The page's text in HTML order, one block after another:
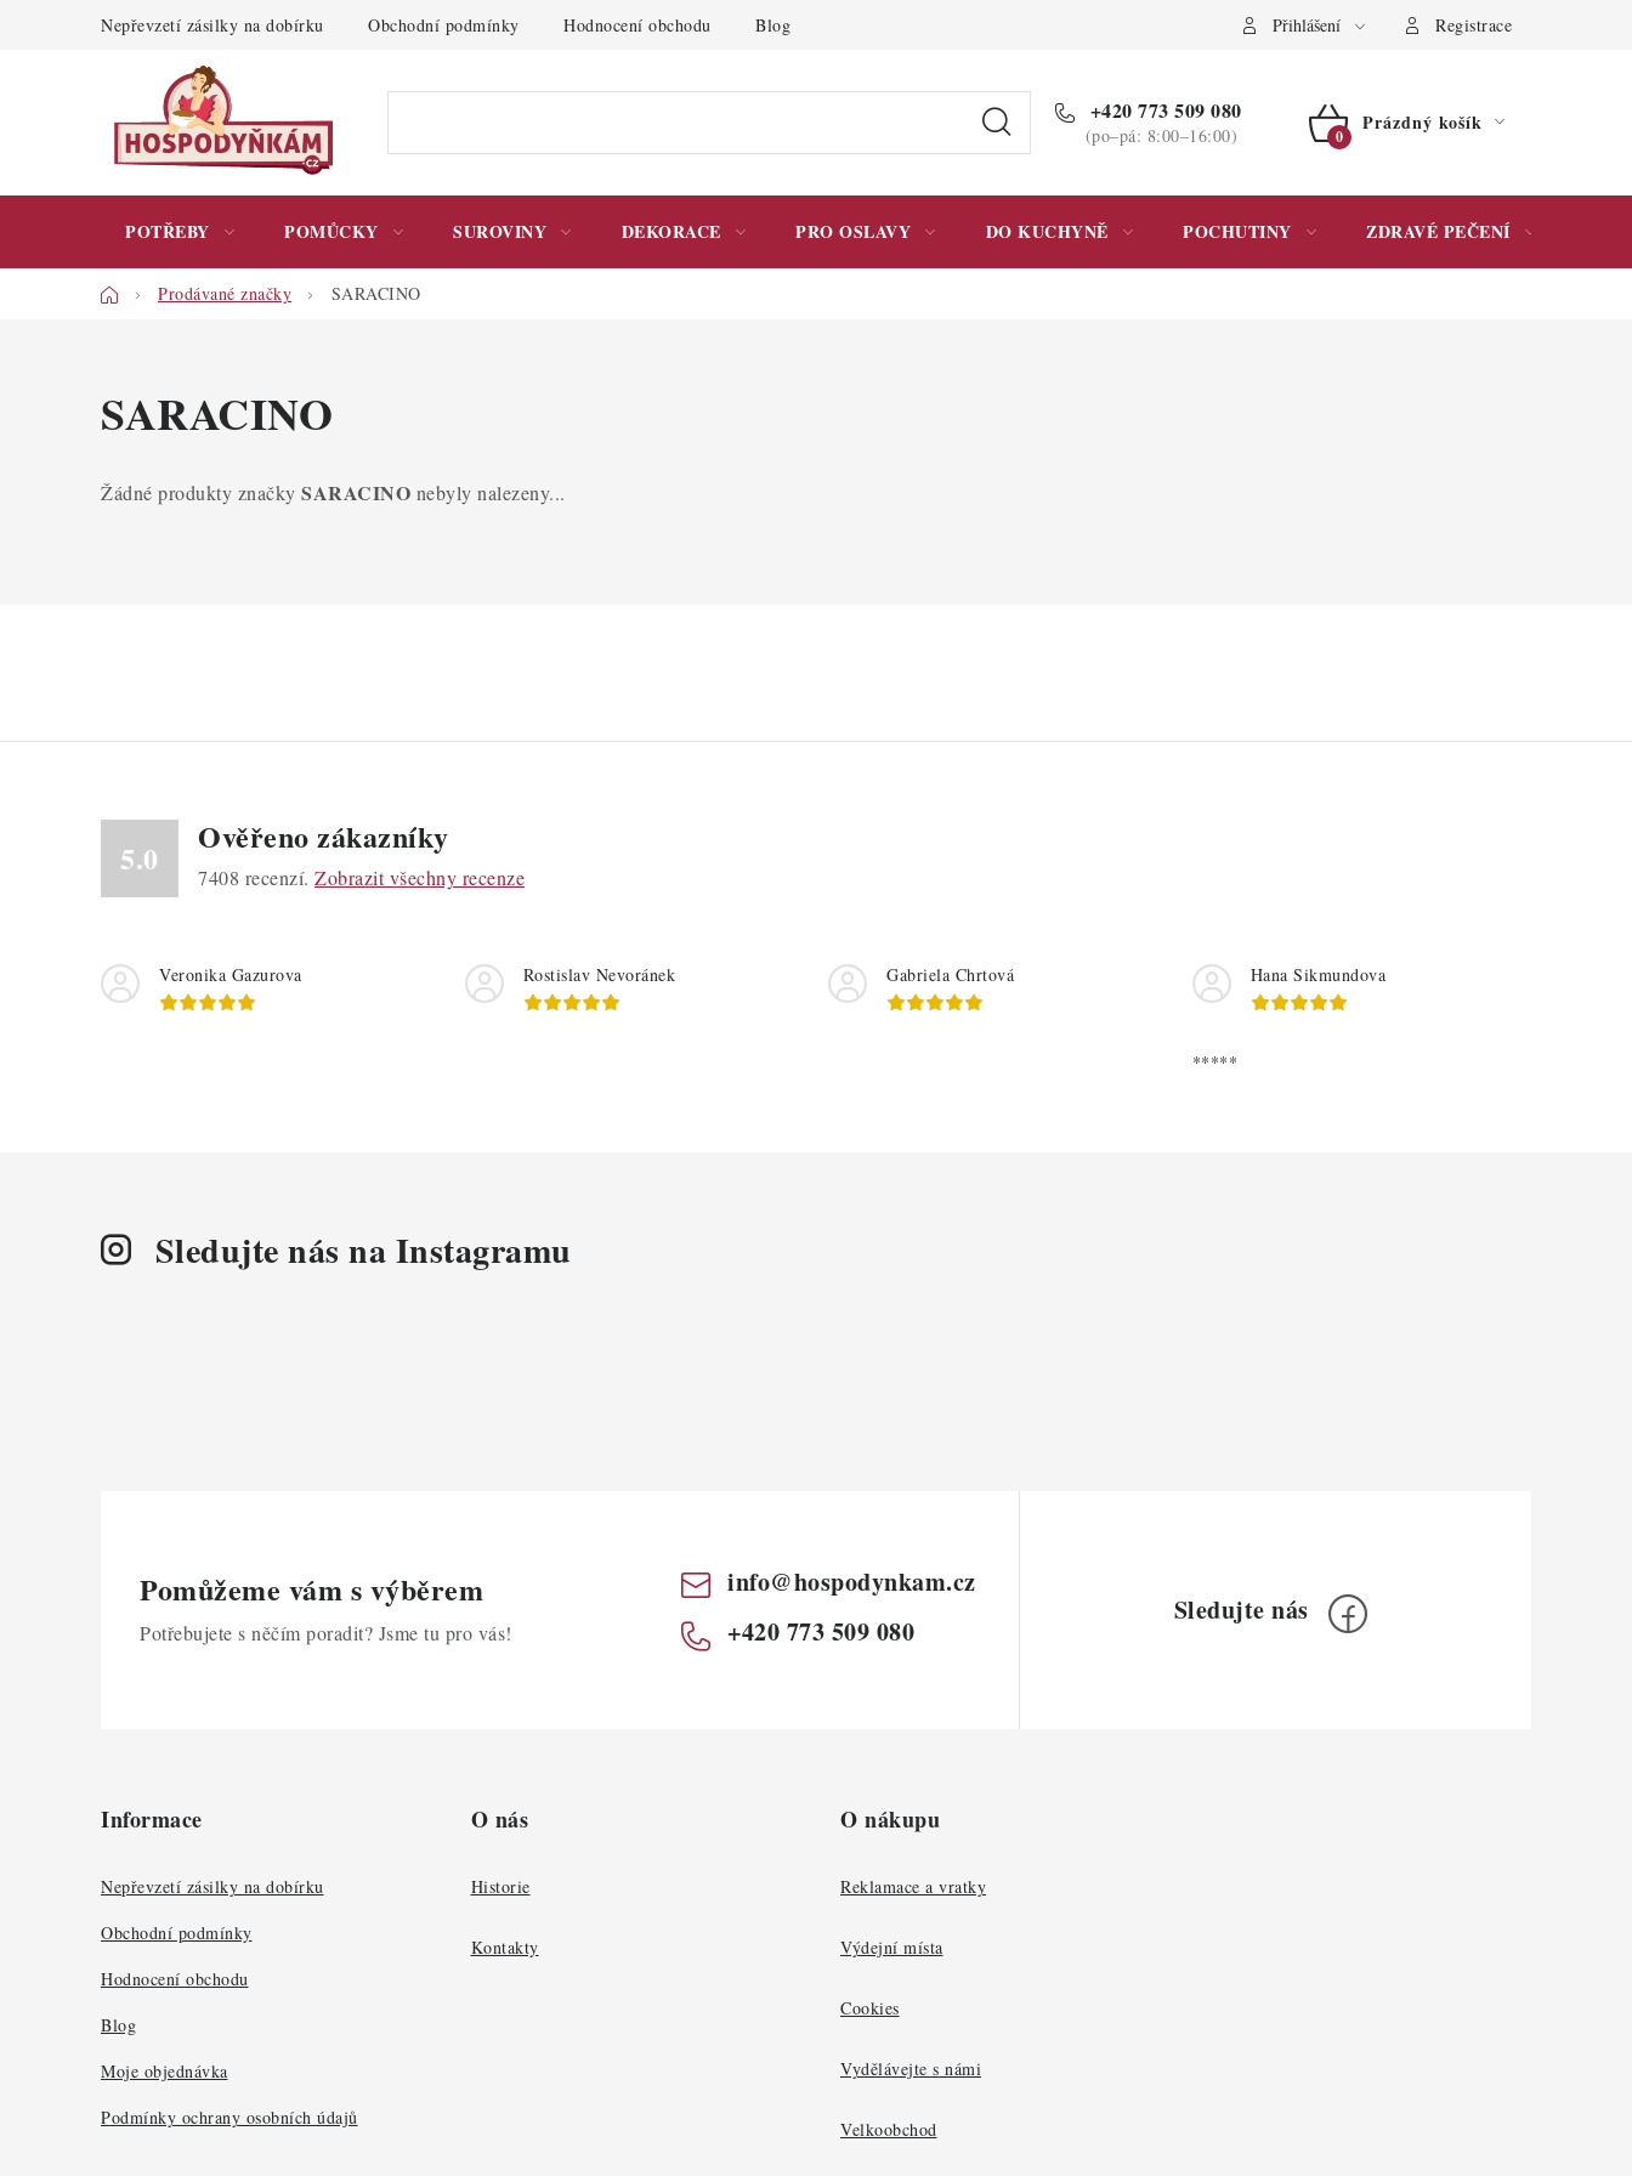
Nepřevzetí zásilky na dobírku Obchodní podmínky Hodnocení obchodu Blog Podmínky ochrany osobních údajů Přihlášení Registrace
+420 773 509 080
(po–pá: 8:00–16:00)
NÁKUPNÍ
Prázdný košík
POTŘEBY POMŮCKY SUROVINY DEKORACE PRO OSLAVY DO KUCHYNĚ POCHUTINY ZDRAVÉ PEČENÍ
DomůProdávané značky SARACINO
SARACINO
Žádné produkty značky SARACINO nebyly nalezeny...
5.0
Ověřeno zákazníky
7408 recenzí. Zobrazit všechny recenze
Veronika Gazurova Rostislav Nevoránek Gabriela Chrtová Hana Sikmundova
*****
Sledujte nás na Instagramu
Pomůžeme vám s výběrem
Potřebujete s něčím poradit? Jsme tu pro vás!
info@hospodynkam.cz
+420 773 509 080
Informace
Nepřevzetí zásilky na dobírku
Obchodní podmínky
Hodnocení obchodu
Blog
Moje objednávka
Podmínky ochrany osobních údajů
O nás
Historie
Kontakty
O nákupu
Reklamace a vratky
Výdejní místa
Cookies
Vydělávejte s námi
Velkoobchod